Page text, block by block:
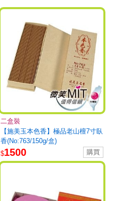
【施美玉本色香】極品老山檀7寸臥
香(No:763/150g/盒)
二盒裝
$1500